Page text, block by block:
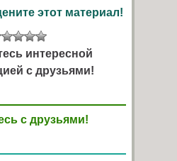
этот материал!
интересной
с друзьями!
с друзьями!